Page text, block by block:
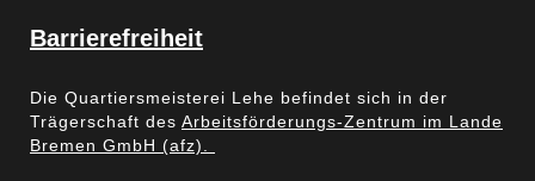
Barrierefreiheit
Die Quartiersmeisterei Lehe befindet sich in der
Trägerschaft des Arbeitsförderungs-Zentrum im Lande
Bremen GmbH (afz).